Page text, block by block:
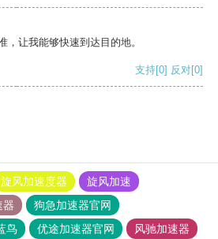
，让我能够快速到达目的地。
支持[0] 反对[0]
旋风加速度器
旋风加速
器
狗急加速器官网
鸟 优途加速器官网
风驰加速器